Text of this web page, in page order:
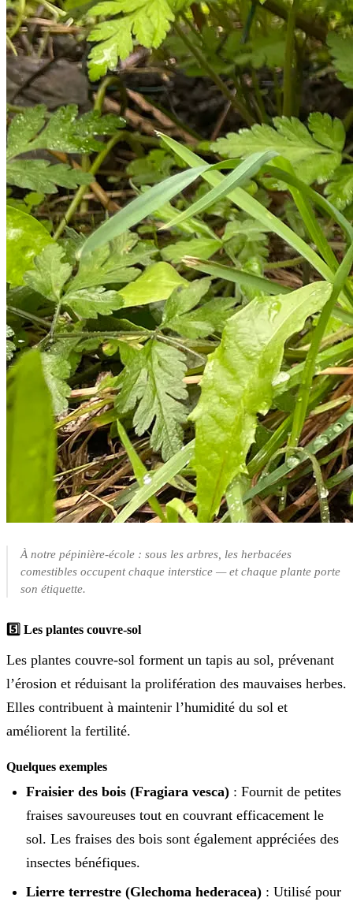
À notre pépinière-école : sous les arbres, les herbacées
comestibles occupent chaque interstice — et chaque plante porte
son étiquette.
5️⃣ Les plantes couvre-sol
Les plantes couvre-sol forment un tapis au sol, prévenant
l’érosion et réduisant la prolifération des mauvaises herbes.
Elles contribuent à maintenir l’humidité du sol et
améliorent la fertilité.
Quelques exemples
Fraisier des bois (Fragiara vesca) : Fournit de petites
fraises savoureuses tout en couvrant efficacement le
sol. Les fraises des bois sont également appréciées des
insectes bénéfiques.
Lierre terrestre (Glechoma hederacea) : Utilisé pour